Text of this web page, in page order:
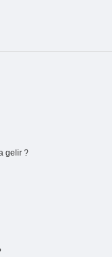
gelir ?